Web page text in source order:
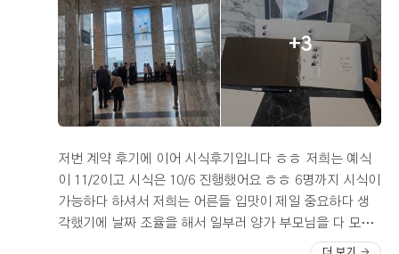
되어 있고 신부도 따로 이동할 필요없이 예식 시작되면 바
로 홀로 이동할수 있다는 점도 좋았습니다 전체적인 홀 분
위기도 깔끔한 편이었고 좌석수는 180~200석 정도 되었던
거 같습니다, 다만 아쉬운점은 홀 내부 하객의자 배치 간격
이 조금 좁고 의자가 올드한 분위기 였습니다 25년 8월에
리뉴얼을 한다고 하니 상담시 문의해보시면 될꺼 같습니다
과 가까운게 장점입니다 아무래도 지방에서 오시는 분들을
고려 안할수가 없기 때문에 서울역과 가까운 이곳으로 계
약하게 되었습니다 주차도 500대 이상 주차가 가능한게 큰
장점 이었습니다(3시간 무료) 3)식사 연회장도 웨딩홀과
같은 20층에서 진행하게 되는데요 단독홀로 복잡하진 않지
+3
저번 계약 후기에 이어 시식후기입니다 ㅎㅎ 저희는 예식
이 11/2이고 시식은 10/6 진행했어요 ㅎㅎ 6명까지 시식이
가능하다 하셔서 저희는 어른들 입맛이 제일 중요하다 생
각했기에 날짜 조율을 해서 일부러 양가 부모님을 다 모시
고 시식을 다녀왔습니다! 사실 시식을 할때 정말 긴장을 많